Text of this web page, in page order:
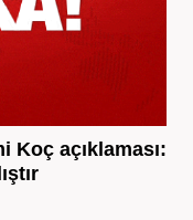
Koç açıklaması: